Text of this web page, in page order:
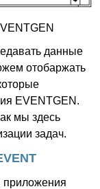
данные
отобаржать
EVENTGEN.
мы здесь
задач.
приложения